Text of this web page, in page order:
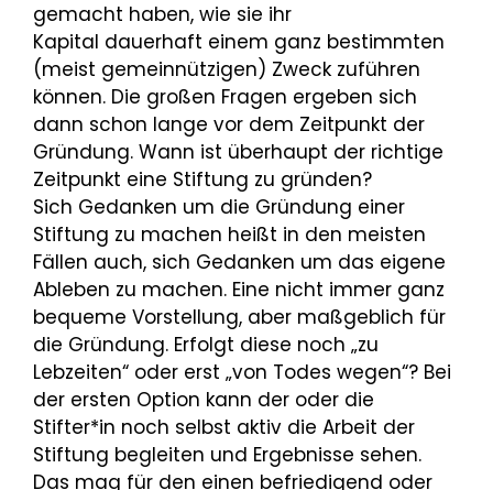
gemacht haben, wie sie ihr
Kapital dauerhaft einem ganz bestimmten
(meist gemeinnützigen) Zweck zuführen
können. Die großen Fragen ergeben sich
dann schon lange vor dem Zeitpunkt der
Gründung. Wann ist überhaupt der richtige
Zeitpunkt eine Stiftung zu gründen?
Sich Gedanken um die Gründung einer
Stiftung zu machen heißt in den meisten
Fällen auch, sich Gedanken um das eigene
Ableben zu machen. Eine nicht immer ganz
bequeme Vorstellung, aber maßgeblich für
die Gründung. Erfolgt diese noch „zu
Lebzeiten“ oder erst „von Todes wegen“? Bei
der ersten Option kann der oder die
Stifter*in noch selbst aktiv die Arbeit der
Stiftung begleiten und Ergebnisse sehen.
Das mag für den einen befriedigend oder